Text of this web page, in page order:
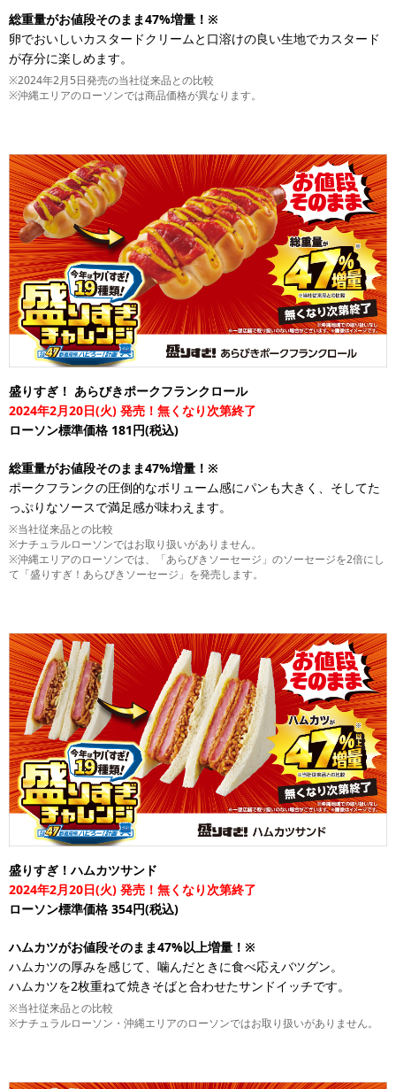
総重量がお値段そのまま47%増量！※
卵でおいしいカスタードクリームと口溶けの良い生地でカスタード
が存分に楽しめます。
※2024年2月5日発売の当社従来品との比較
※沖縄エリアのローソンでは商品価格が異なります。
盛りすぎ！ あらびきポークフランクロール
2024年2月20日(火) 発売！無くなり次第終了
ローソン標準価格 181円(税込)
総重量がお値段そのまま47%増量！※
ポークフランクの圧倒的なボリューム感にパンも大きく、そしてた
っぷりなソースで満足感が味わえます。
※当社従来品との比較
※ナチュラルローソンではお取り扱いがありません。
※沖縄エリアのローソンでは、「あらびきソーセージ」のソーセージを2倍にし
て「盛りすぎ！あらびきソーセージ」を発売します。
盛りすぎ！ハムカツサンド
2024年2月20日(火) 発売！無くなり次第終了
ローソン標準価格 354円(税込)
ハムカツがお値段そのまま47%以上増量！※
ハムカツの厚みを感じて、噛んだときに食べ応えバツグン。
ハムカツを2枚重ねて焼きそばと合わせたサンドイッチです。
※当社従来品との比較
※ナチュラルローソン・沖縄エリアのローソンではお取り扱いがありません。